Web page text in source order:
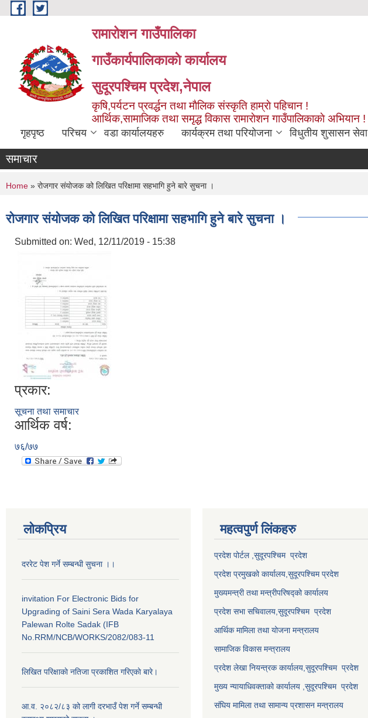
Skip to main content
रामारोशन गाउँपालिका
गाउँकार्यपालिकाकाे कार्यालय
सुदूरपश्चिम प्रदेश,नेपाल
कृषि,पर्यटन प्रवर्द्धन तथा माैलिक संस्कृति हाम्राे पहिचान !
आर्थिक,सामाजिक तथा समृद्ध विकास रामाराेशन गाउँपालिकाकाे अभियान !
गृहपृष्ठ परिचय वडा कार्यालयहरु कार्यक्रम तथा परियोजना विधुतीय शुसासन सेवा
समाचार
You are here
Home » रोजगार संयोजक को लिखित परिक्षामा सहभागि हुने बारे सुचना ।
रोजगार संयोजक को लिखित परिक्षामा सहभागि हुने बारे सुचना ।
Submitted on: Wed, 12/11/2019 - 15:38
प्रकार:
सूचना तथा समाचार
आर्थिक वर्ष:
७६/७७
लोकप्रिय
दररेट पेश गर्ने सम्बन्धी सुचना ।।
invitation For Electronic Bids for
Upgrading of Saini Sera Wada Karyalaya
Palewan Rolte Sadak (IFB
No.RRM/NCB/WORKS/2082/083-11
लिखित परिक्षाकाे नतिजा प्रकाशित गरिएकाे बारे।
आ.व. २०८२/८३ को लागी दरभाउँ पेश गर्ने सम्बन्धी
महत्वपुर्ण लि‌ंकहरु
प्रदेश पोर्टल ,सुदूरपश्चिम प्रदेश
प्रदेश प्रमुखको कार्यालय, सुदूरपश्चिमप्रदेश
मुख्यमन्त्री तथा मन्त्रीपरिषद्को कार्यालय
प्रदेश सभा सचिवालय, सुदूरपश्चिम प्रदेश
आर्थिक मामिला तथा योजना मन्त्रालय
सामाजिक विकास मन्त्रालय
प्रदेश लेखा नियन्त्रक कार्यालय, सुदूरपश्चिम प्रदेश
मुख्य न्यायाधिवक्ताको कार्यालय , सुदूरपश्चिम प्रदेश
संघिय मामिला तथा सामान्य प्रशासन मन्त्रालय